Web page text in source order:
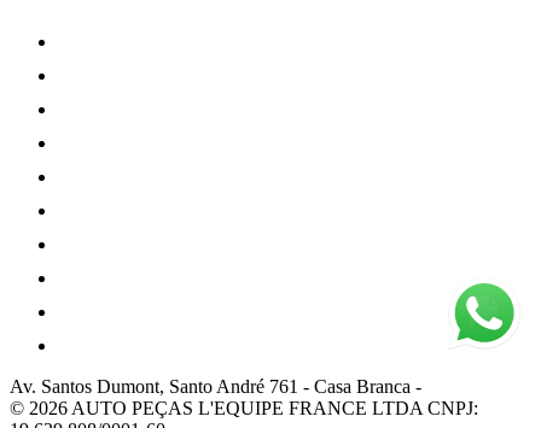
Av. Santos Dumont, Santo André 761 - Casa Branca -
© 2026 AUTO PEÇAS L'EQUIPE FRANCE LTDA CNPJ: